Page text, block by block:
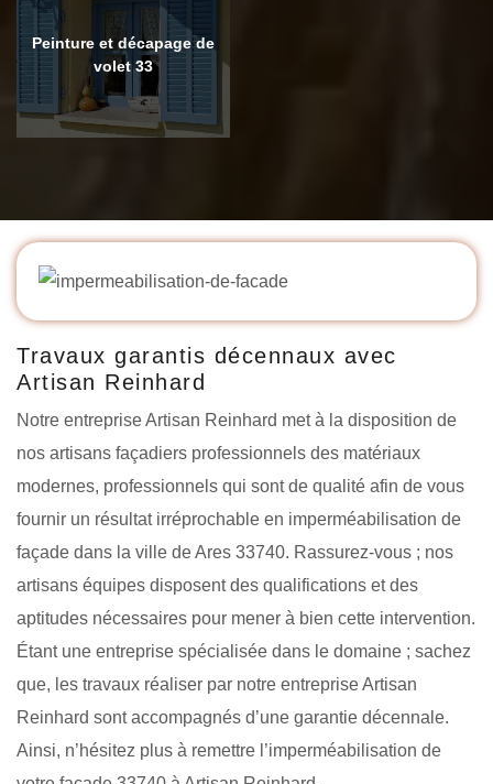
Peinture et décapage de
volet 33
Travaux garantis décennaux avec
Artisan Reinhard
Notre entreprise Artisan Reinhard met à la disposition de
nos artisans façadiers professionnels des matériaux
modernes, professionnels qui sont de qualité afin de vous
fournir un résultat irréprochable en imperméabilisation de
façade dans la ville de Ares 33740. Rassurez-vous ; nos
artisans équipes disposent des qualifications et des
aptitudes nécessaires pour mener à bien cette intervention.
Étant une entreprise spécialisée dans le domaine ; sachez
que, les travaux réaliser par notre entreprise Artisan
Reinhard sont accompagnés d’une garantie décennale.
Ainsi, n’hésitez plus à remettre l’imperméabilisation de